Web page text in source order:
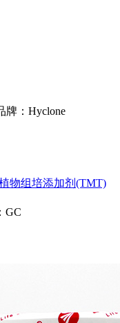
牌：Hyclone
物组培添加剂(TMT)
GC